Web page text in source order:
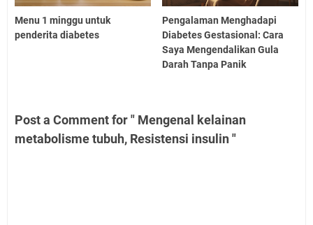
Menu 1 minggu untuk
penderita diabetes
Pengalaman Menghadapi
Diabetes Gestasional: Cara
Saya Mengendalikan Gula
Darah Tanpa Panik
Post a Comment for " Mengenal kelainan
metabolisme tubuh, Resistensi insulin "